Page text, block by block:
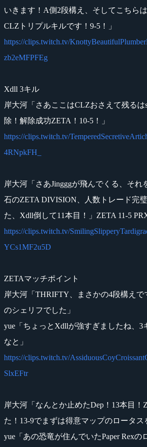
いきます！A側2段構え、そしてこちら
CLZトリプルキルです！9-5！」
https://clips.twitch.tv/
zb2eMFPFEg
Xdll 3キル
岸大河「さあここはCLZおさえて残るは
除！解除成功ZETA！10-5！」
https://clips.twitch.tv/
4RNpkFH_
岸大河「さあJingggが飛んでくる、それ
石のZETA DIVISION、人数トレード完
た、Xdll倒して11本目！」ZETA 11-5
https://clips.twitch.tv/
YCs1MF2u5D
ZETAマッチポイント
岸大河「THRIFTY、まさかの4段構えで
のシェリフでした」
yue「ちょっとXdllが強すぎましたね、3
なと」
https://clips.twitch.tv/
SlxEFtr
岸大河「なんとか止めたDep！13本目！
た！13-9でまずは得意マップのロータス
yue「あの恐竜が住んでいたPaper Rexの